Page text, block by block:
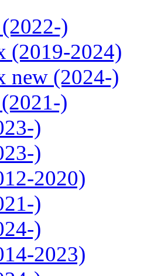
)
(2019-2024)
new (2024-)
)
)
)
2020)
)
)
2023)